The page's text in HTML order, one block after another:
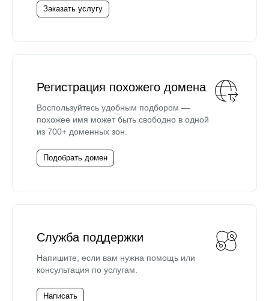
Заказать услугу
Регистрация похожего домена
Воспользуйтесь удобным подбором —
похожее имя может быть свободно в одной
из 700+ доменных зон.
Подобрать домен
Служба поддержки
Напишите, если вам нужна помощь или
консультация по услугам.
Написать